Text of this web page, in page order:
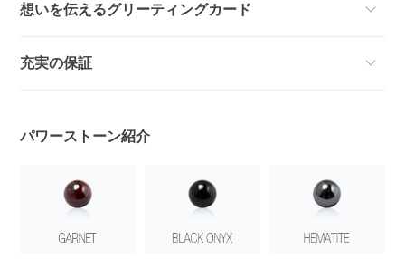
想いを伝えるグリーティングカード
充実の保証
パワーストーン紹介